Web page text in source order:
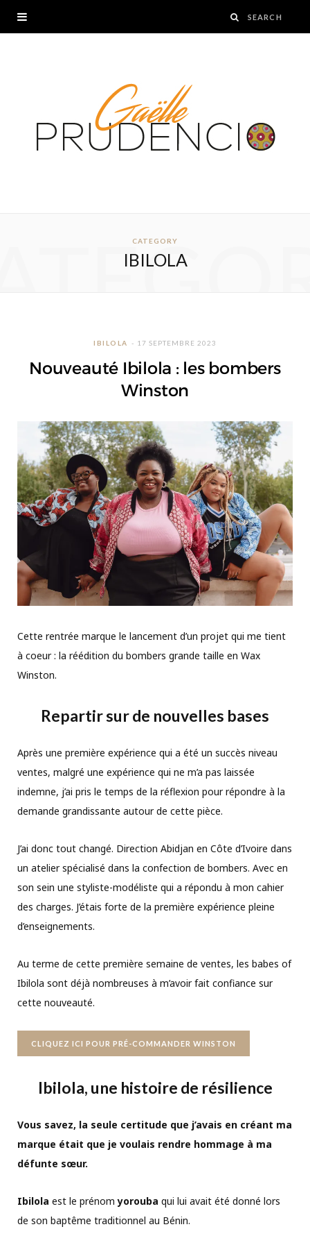
CATEGORY
IBILOLA
IBILOLA 17 SEPTEMBRE 2023
Nouveauté Ibilola : les bombers
Winston
Cette rentrée marque le lancement d’un projet qui me tient
à coeur : la réédition du bombers grande taille en Wax
Winston.
Repartir sur de nouvelles bases
Après une première expérience qui a été un succès niveau
ventes, malgré une expérience qui ne m’a pas laissée
indemne, j’ai pris le temps de la réflexion pour répondre à la
demande grandissante autour de cette pièce.
J’ai donc tout changé. Direction Abidjan en Côte d’Ivoire dans
un atelier spécialisé dans la confection de bombers. Avec en
son sein une styliste-modéliste qui a répondu à mon cahier
des charges. J’étais forte de la première expérience pleine
d’enseignements.
Au terme de cette première semaine de ventes, les babes of
Ibilola sont déjà nombreuses à m’avoir fait confiance sur
cette nouveauté.
CLIQUEZ ICI POUR PRÉ-COMMANDER WINSTON
Ibilola, une histoire de résilience
Vous savez, la seule certitude que j’avais en créant ma
marque était que je voulais rendre hommage à ma
défunte sœur.
Ibilola est le prénomyorouba qui lui avait été donné lors
de son baptême traditionnel au Bénin.